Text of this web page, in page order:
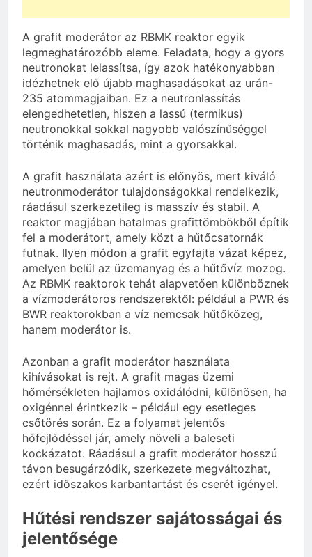
A grafit moderátor az RBMK reaktor egyik
legmeghatározóbb eleme. Feladata, hogy a gyors
neutronokat lelassítsa, így azok hatékonyabban
idézhetnek elő újabb maghasadásokat az urán-
235 atommagjaiban. Ez a neutronlassítás
elengedhetetlen, hiszen a lassú (termikus)
neutronokkal sokkal nagyobb valószínűséggel
történik maghasadás, mint a gyorsakkal.
A grafit használata azért is előnyös, mert kiváló
neutronmoderátor tulajdonságokkal rendelkezik,
ráadásul szerkezetileg is masszív és stabil. A
reaktor magjában hatalmas grafittömbökből építik
fel a moderátort, amely közt a hűtőcsatornák
futnak. Ilyen módon a grafit egyfajta vázat képez,
amelyen belül az üzemanyag és a hűtővíz mozog.
Az RBMK reaktorok tehát alapvetően különböznek
a vízmoderátoros rendszerektől: például a PWR és
BWR reaktorokban a víz nemcsak hűtőközeg,
hanem moderátor is.
Azonban a grafit moderátor használata
kihívásokat is rejt. A grafit magas üzemi
hőmérsékleten hajlamos oxidálódni, különösen, ha
oxigénnel érintkezik – például egy esetleges
csőtörés során. Ez a folyamat jelentős
hőfejlődéssel jár, amely növeli a baleseti
kockázatot. Ráadásul a grafit moderátor hosszú
távon besugárzódik, szerkezete megváltozhat,
ezért időszakos karbantartást és cserét igényel.
Hűtési rendszer sajátosságai és
jelentősége